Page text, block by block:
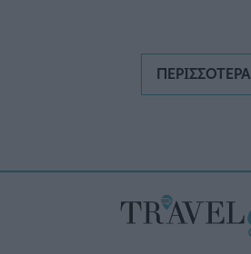
ΠΕΡΙΣΣΟΤΕΡΑ